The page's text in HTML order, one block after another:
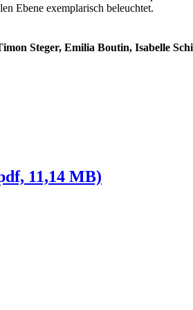
Ebene exemplarisch beleuchtet.
Steger, Emilia Boutin, Isabelle
11,14 MB)